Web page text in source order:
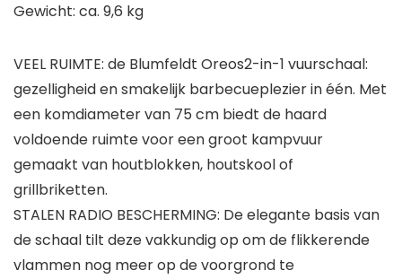
Gewicht: ca. 9,6 kg
VEEL RUIMTE: de Blumfeldt Oreos2-in-1 vuurschaal:
gezelligheid en smakelijk barbecueplezier in één. Met
een komdiameter van 75 cm biedt de haard
voldoende ruimte voor een groot kampvuur
gemaakt van houtblokken, houtskool of
grillbriketten.
STALEN RADIO BESCHERMING: De elegante basis van
de schaal tilt deze vakkundig op om de flikkerende
vlammen nog meer op de voorgrond te